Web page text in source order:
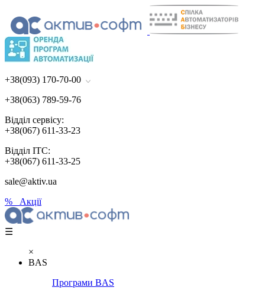
+38(093) 170-70-00
+38(063) 789-59-76
Відділ сервісу:
+38(067) 611-33-23
Відділ ІТС:
+38(067) 611-33-25
sale@aktiv.ua
% Акції
☰
×
BAS
Програми BAS